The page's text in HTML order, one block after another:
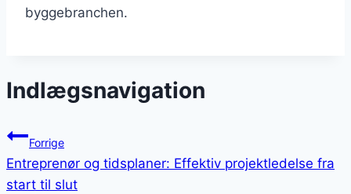
byggebranchen.
Indlægsnavigation
Forrige
Entreprenør og tidsplaner: Effektiv projektledelse fra
start til slut